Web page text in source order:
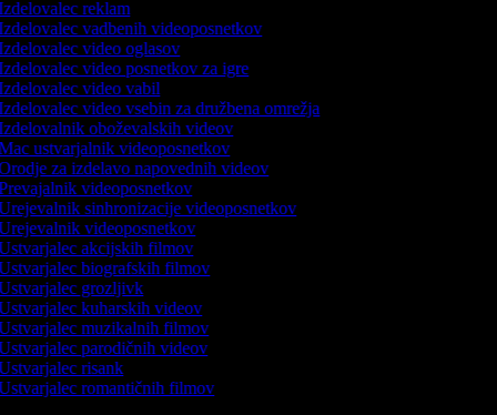
reklam
vadbenih videoposnetkov
video oglasov
video posnetkov za igre
video vabil
video vsebin za družbena omrežja
oboževalskih videov
ustvarjalnik videoposnetkov
za izdelavo napovednih videov
videoposnetkov
sinhronizacije videoposnetkov
videoposnetkov
akcijskih filmov
biografskih filmov
grozljivk
kuharskih videov
muzikalnih filmov
parodičnih videov
risank
romantičnih filmov